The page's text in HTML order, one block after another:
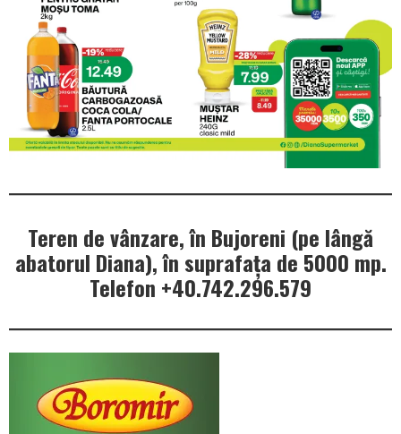
Teren de vânzare, în Bujoreni (pe lângă
abatorul Diana), în suprafața de 5000 mp.
Telefon +40.742.296.579